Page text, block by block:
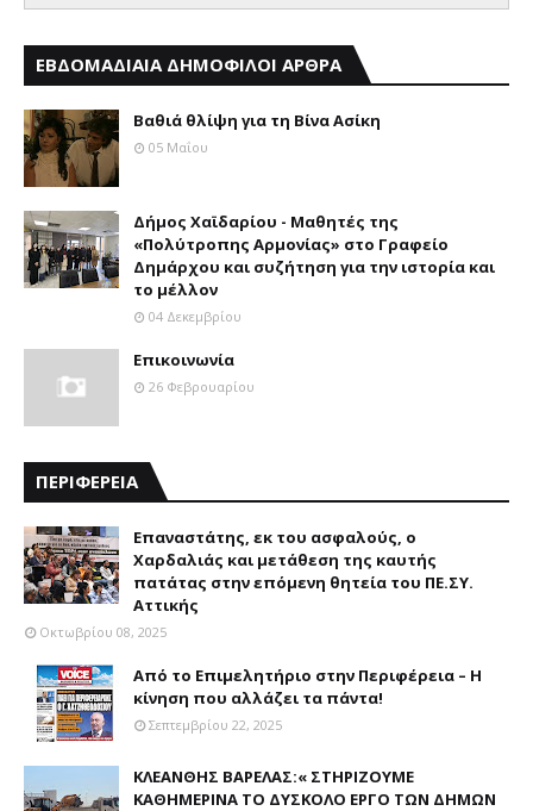
ΕΒΔΟΜΑΔΙΑΙΑ ΔΗΜΟΦΙΛΟΙ ΑΡΘΡΑ
Βαθιά θλίψη για τη Βίνα Ασίκη
05 Μαΐου
Δήμος Χαϊδαρίου - Μαθητές της
«Πολύτροπης Αρμονίας» στο Γραφείο
Δημάρχου και συζήτηση για την ιστορία και
το μέλλον
04 Δεκεμβρίου
Επικοινωνία
26 Φεβρουαρίου
ΠΕΡΙΦΕΡΕΙΑ
Επαναστάτης, εκ του ασφαλούς, ο
Χαρδαλιάς και μετάθεση της καυτής
πατάτας στην επόμενη θητεία του ΠΕ.ΣΥ.
Αττικής
Οκτωβρίου 08, 2025
Από το Επιμελητήριο στην Περιφέρεια – Η
κίνηση που αλλάζει τα πάντα!
Σεπτεμβρίου 22, 2025
ΚΛΕΑΝΘΗΣ ΒΑΡΕΛΑΣ:« ΣΤΗΡΙΖΟΥΜΕ
ΚΑΘΗΜΕΡΙΝΑ ΤΟ ΔΥΣΚΟΛΟ ΕΡΓΟ ΤΩΝ ΔΗΜΩΝ